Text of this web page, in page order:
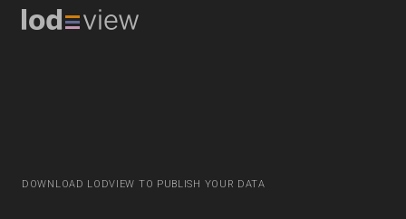
DOWNLOAD LODVIEW TO PUBLISH YOUR DATA